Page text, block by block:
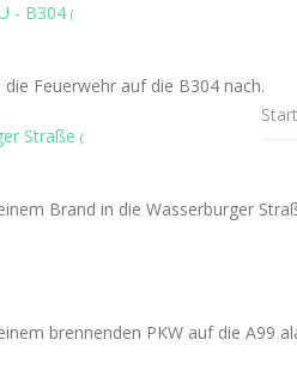
- B304 (
Feuerwehr auf die B304 nach.
Straße (
Brand in die Wasserburger
brennenden PKW auf die A99